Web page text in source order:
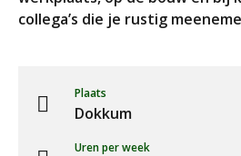
collega’s die je rustig
Plaats
Dokkum
Uren per week